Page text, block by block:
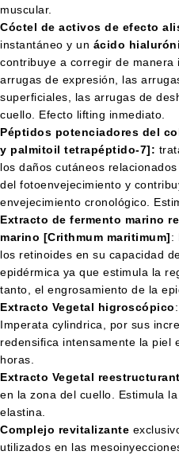
muscular.
Cóctel de activos de efecto
instantáneo y un ácido
contribuye a corregir de
arrugas de expresión, las
superficiales, las arrugas de
cuello. Efecto lifting inmediato.
Péptidos potenciadores del
y palmitoil tetrapéptido-7]:
los daños cutáneos
del fotoenvejecimiento y
envejecimiento cronológico.
Extracto de fermento marino
marino [Crithmum maritimum]:
los retinoides en su capacidad
epidérmica ya que estimula la
tanto, el engrosamiento de la
Extracto Vegetal higroscópico
Imperata cylindrica, por sus
redensifica intensamente la piel
horas.
Extracto Vegetal
en la zona del cuello. Estimula
elastina.
Complejo revitalizante
utilizados en las